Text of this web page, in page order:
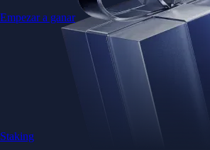
Empezar a ganar
Staking